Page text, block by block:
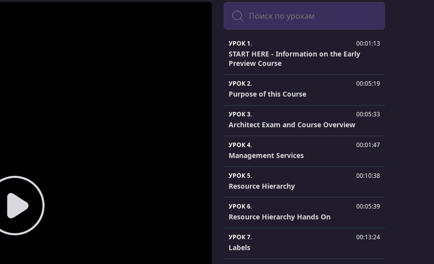
Поиск
УРОК 1. 00:01:13
START HERE - Information on the Early
Preview Course
УРОК 2. 00:05:19
Purpose of this Course
УРОК 3. 00:05:33
Architect Exam and Course Overview
УРОК 4. 00:01:47
Management Services
УРОК 5. 00:10:38
Resource Hierarchy
УРОК 6. 00:05:39
Resource Hierarchy Hands On
УРОК 7. 00:13:24
Labels